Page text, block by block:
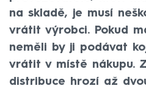
na skladě, je musí
vrátit výrobci. Pokud
neměli by ji podávat
vrátit v místě nákupu.
distribuce hrozí až